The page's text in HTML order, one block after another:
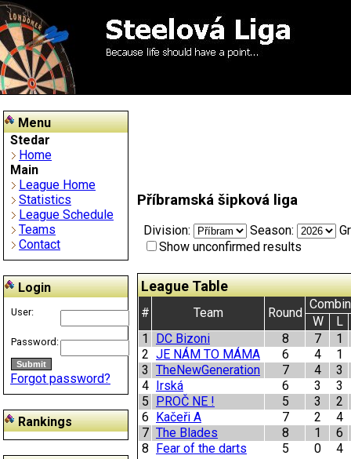
Menu
Stedar
Home
Main
League Home
Statistics
League Schedule
Teams
Contact
Login
User:
Password:
Forgot password?
Rankings
Příbramská šipková liga
Division: Season:
Show unconfirmed results
League Table
# Team Round
W
L
1
DC Bizoni 8 7
1
2 JE NÁM TO MÁMA 6 4
1
3 TheNewGeneration 7 4
3
4
Irská 6 3
3
5
PROČ NE ! 5 3
2
6
Kačeři A 7 2
4
7 The Blades 8 1
6
8
Fear of the darts 5 0 4